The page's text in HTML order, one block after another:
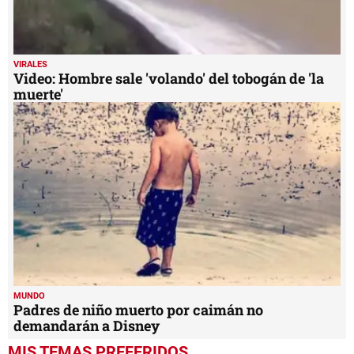
VIRALES
Video: Hombre sale 'volando' del tobogán de 'la
muerte'
MUNDO
Padres de niño muerto por caimán no
demandarán a Disney